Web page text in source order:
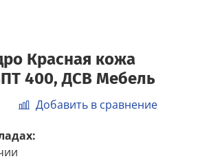
Красная кожа
400, ДСВ Мебель
Добавить в сравнение